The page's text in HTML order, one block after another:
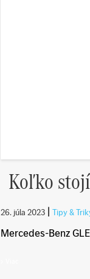
Koľko
26. júla 2023 | Tipy &
Mercedes-Benz